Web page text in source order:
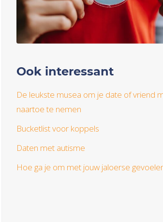
Ook interessant
De leukste musea om je date of vriend
naartoe te nemen
Bucketlist voor koppels
Daten met autisme
Hoe ga je om met jouw jaloerse